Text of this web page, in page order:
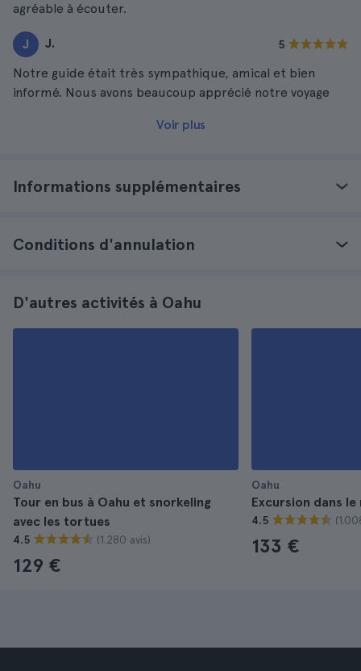
agréable à écouter.
J J. 5
Notre guide était très sympathique, amical et bien
informé. Nous avons beaucoup apprécié notre voyage
Voir plus
Informations supplémentaires
Conditions d'annulation
D'autres activités à Oahu
Oahu
Tour en bus à Oahu et snorkeling
avec les tortues
4.5 (1.280 avis)
129 €
Oahu
Excursion dans
4.5
133 €